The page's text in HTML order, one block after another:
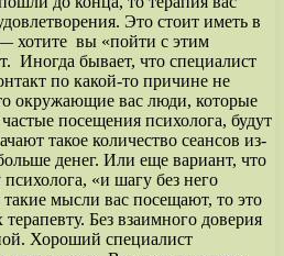
Это стоит иметь в
хотите вы «пойти с этим
Иногда бывает, что специалист
по какой-то причине не
окружающие вас люди, которые
посещения психолога, будут
такое количество сеансов из-
денег. Или еще вариант, что
«и шагу без него
мысли вас посещают, то это
Без взаимного доверия
Хороший специалист